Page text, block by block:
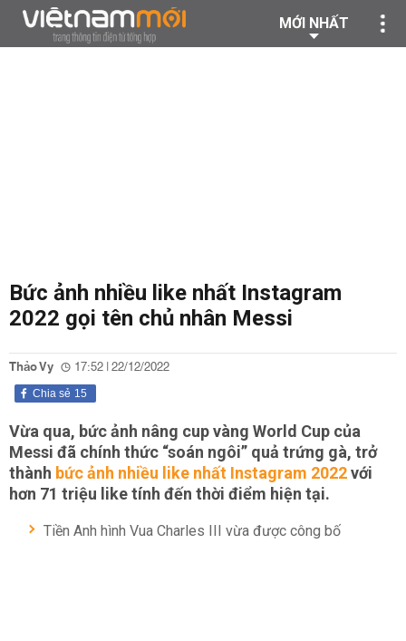
MỚI NHẤT
Bức ảnh nhiều like nhất Instagram
2022 gọi tên chủ nhân Messi
Thảo Vy 17:52 | 22/12/2022
15
Chia sẻ
Vừa qua, bức ảnh nâng cup vàng World Cup của
Messi đã chính thức “soán ngôi” quả trứng gà, trở
thành bức ảnh nhiều like nhất Instagram 2022với
hơn 71 triệu like tính đến thời điểm hiện tại.
Tiền Anh hình Vua Charles III vừa được công bố